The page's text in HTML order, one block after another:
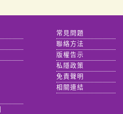
常見問題
聯絡方法
版權告示
私隱政策
免責聲明
相關連結